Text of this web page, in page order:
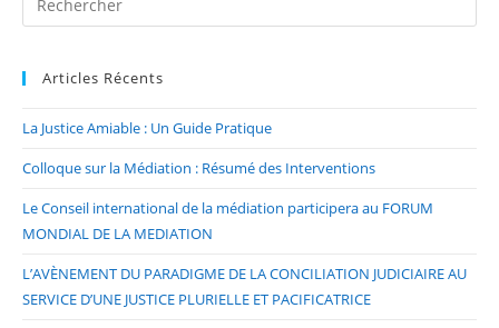
Articles Récents
La Justice Amiable : Un Guide Pratique
Colloque sur la Médiation : Résumé des Interventions
Le Conseil international de la médiation participera au FORUM
MONDIAL DE LA MEDIATION
L’AVÈNEMENT DU PARADIGME DE LA CONCILIATION JUDICIAIRE AU
SERVICE D’UNE JUSTICE PLURIELLE ET PACIFICATRICE